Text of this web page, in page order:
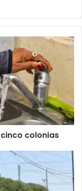
colonias